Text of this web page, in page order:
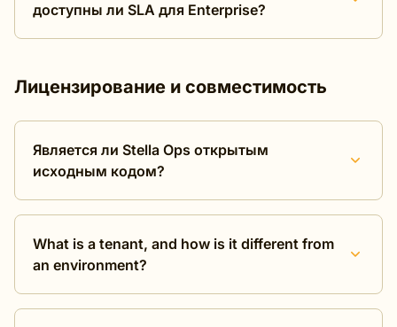
доступны ли SLA для Enterprise?
Лицензирование и совместимость
Является ли Stella Ops открытым
исходным кодом?
What is a tenant, and how is it different from
an environment?